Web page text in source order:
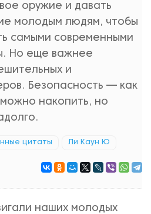
оружие и давать
молодым людям, чтобы
самыми современными
Но еще важнее
и
Безопасность — как
накопить, но
цитаты Ли Каун Ю
наших молодых